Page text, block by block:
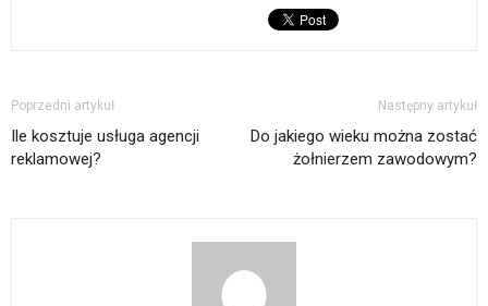
Poprzedni artykuł
Ile kosztuje usługa agencji
reklamowej?
Następny artykuł
Do jakiego wieku można zostać
żołnierzem zawodowym?